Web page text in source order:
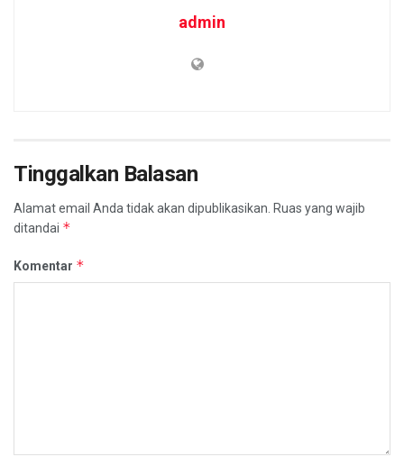
admin
Tinggalkan Balasan
Alamat email Anda tidak akan dipublikasikan. Ruas yang wajib
ditandai *
Komentar *